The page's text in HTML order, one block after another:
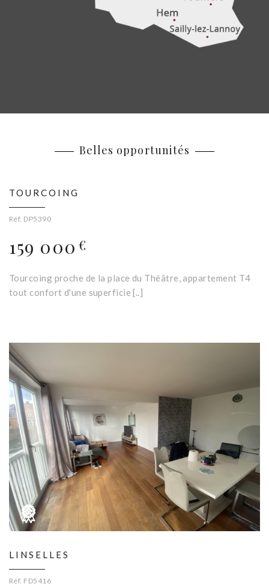
Belles opportunités
TOURCOING
Réf. DP5390
159 000 €
Tourcoing proche de la place du Théâtre, appartement T4
tout confort d'une superficie [..]
LINSELLES
Réf. FD5416